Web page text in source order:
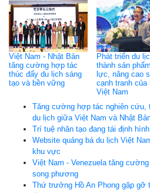
Việt Nam - Nhật Bản
tăng cường hợp tác
thúc đẩy du lịch sáng
tạo và bền vững
Phát triển du
thành sản
lực, nâng cao
cạnh tranh của
Việt Nam
Tăng cường hợp tác nghiên cứu,
du lịch giữa Việt Nam và Nhật
Trí tuệ nhân tạo đang tái định
Website quảng bá du lịch Việt
khu vực
Việt Nam - Venezuela tăng
song phương
Thứ trưởng Hồ An Phong gặp gỡ